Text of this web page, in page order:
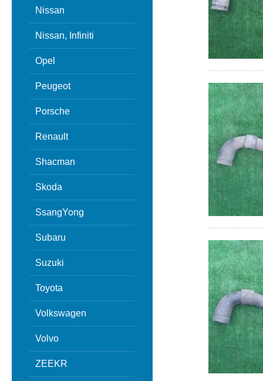
Nissan
Nissan, Infiniti
Opel
Peugeot
Porsche
Renault
Shacman
Skoda
SsangYong
Subaru
Suzuki
Toyota
Volkswagen
Volvo
ZEEKR